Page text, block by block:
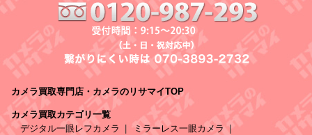
カメラ買取専門店・カメラのリサマイTOP
カメラ買取カテゴリ一覧
デジタル一眼レフカメラ
ミラーレス一眼カメラ